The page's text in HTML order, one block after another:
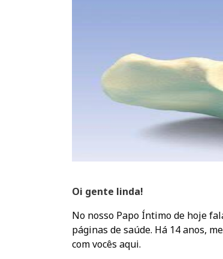
Oi gente linda!
No nosso Papo Íntimo de hoje
páginas de saúde. Há 14 anos,
com vocês aqui.